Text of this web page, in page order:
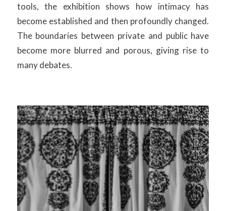
tools, the exhibition shows how intimacy has
become established and then profoundly changed.
The boundaries between private and public have
become more blurred and porous, giving rise to
many debates.